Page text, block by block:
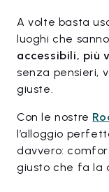
A volte basta
luoghi che
accessibili, più
senza pensieri,
giuste.
Con le nostre
l’alloggio
davvero:
giusto che fa la